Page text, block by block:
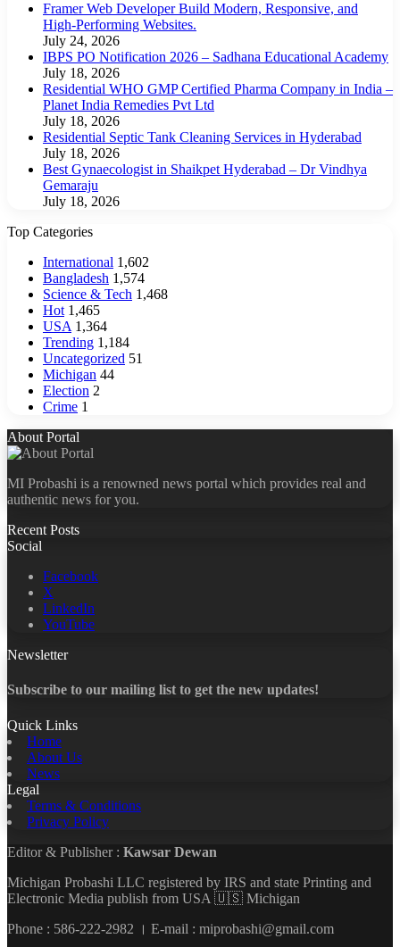
Framer Web Developer Build Modern, Responsive, and
High-Performing Websites.
July 24, 2026
IBPS PO Notification 2026 – Sadhana Educational Academy
July 18, 2026
Residential WHO GMP Certified Pharma Company in India –
Planet India Remedies Pvt Ltd
July 18, 2026
Residential Septic Tank Cleaning Services in Hyderabad
July 18, 2026
Best Gynaecologist in Shaikpet Hyderabad – Dr Vindhya
Gemaraju
July 18, 2026
Top Categories
International 1,602
Bangladesh 1,574
Science & Tech 1,468
Hot 1,465
USA 1,364
Trending 1,184
Uncategorized 51
Michigan 44
Election 2
Crime 1
About Portal
MI Probashi is a renowned news portal which provides real and
authentic news for you.
Recent Posts
Social
Facebook
X
LinkedIn
YouTube
Newsletter
Subscribe to our mailing list to get the new updates!
Quick Links
Home
About Us
News
Legal
Terms & Conditions
Privacy Policy
Editor & Publisher : Kawsar Dewan
Michigan Probashi LLC registered by IRS and state Printing and
Electronic Media publish from USA 🇺🇸 Michigan
Phone : 586-222-2982 । E-mail : miprobashi@gmail.com